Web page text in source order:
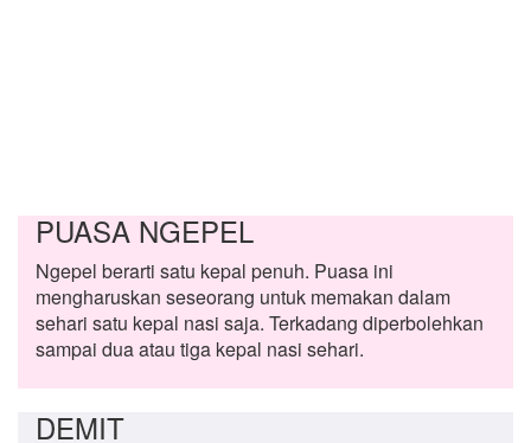
PUASA NGEPEL
Ngepel berarti satu kepal penuh. Puasa ini
mengharuskan seseorang untuk memakan dalam
sehari satu kepal nasi saja. Terkadang diperbolehkan
sampai dua atau tiga kepal nasi sehari.
DEMIT